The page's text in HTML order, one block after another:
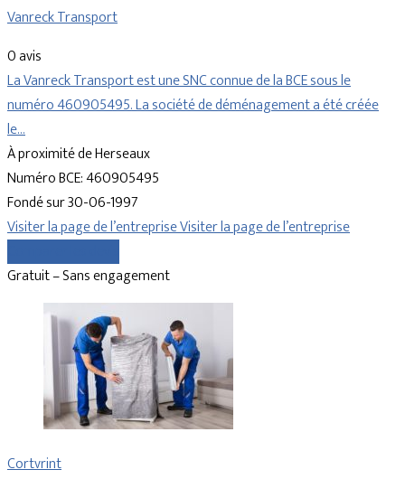
Vanreck Transport
0 avis
La Vanreck Transport est une SNC connue de la BCE sous le
numéro 460905495. La société de déménagement a été créée
le…
À proximité de Herseaux
Numéro BCE: 460905495
Fondé sur 30-06-1997
Visiter la page de l’entrepriseVisiter la page de l’entreprise
Gratuit – Sans engagement
Cortvrint